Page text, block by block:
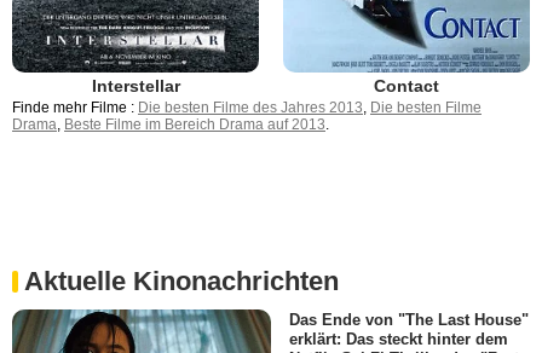
Interstellar Contact
Finde mehr Filme : Die besten Filme des Jahres 2013 Die besten Filme
Drama Beste Filme im Bereich Drama auf 2013
Aktuelle Kinonachrichten
Das Ende von "The Last House"
erklärt: Das steckt hinter dem